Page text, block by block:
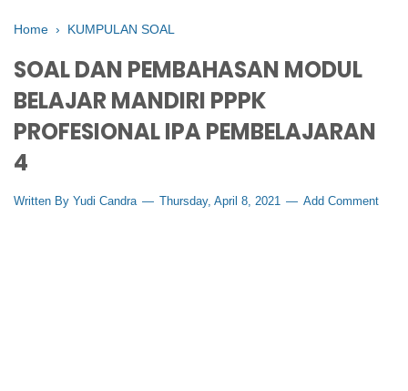
Home › KUMPULAN SOAL
SOAL DAN PEMBAHASAN MODUL
BELAJAR MANDIRI PPPK
PROFESIONAL IPA PEMBELAJARAN
4
Written By Yudi Candra Thursday, April 8, 2021 Add Comment